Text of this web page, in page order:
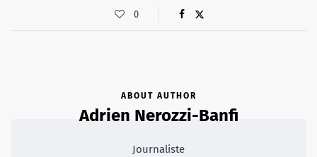
0
ABOUT AUTHOR
Adrien Nerozzi-Banfi
Journaliste